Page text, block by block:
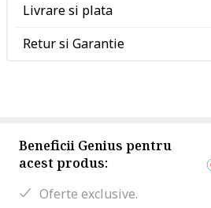
Livrare si plata
Retur si Garantie
Beneficii Genius pentru
acest produs:
Oferte exclusive.